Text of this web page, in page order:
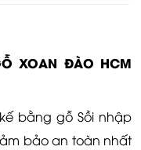
XOAN ĐÀO HCM
bằng gỗ Sồi nhập
bảo an toàn nhất